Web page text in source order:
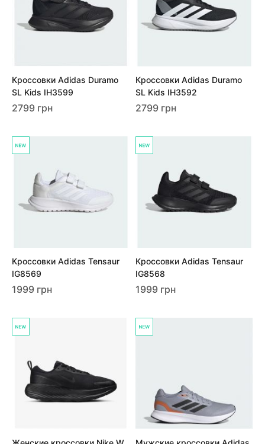
Кроссовки Adidas Duramo
SL Kids IH3599
2799 грн
Кроссовки Adidas Duramo
SL Kids IH3592
2799 грн
Кроссовки Adidas Tensaur
IG8569
1999 грн
Кроссовки Adidas Tensaur
IG8568
1999 грн